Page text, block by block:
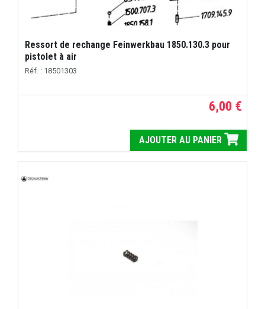
Ressort de rechange Feinwerkbau 1850.130.3 pour
pistolet à air
Réf. : 18501303
6,00 €
AJOUTER AU PANIER